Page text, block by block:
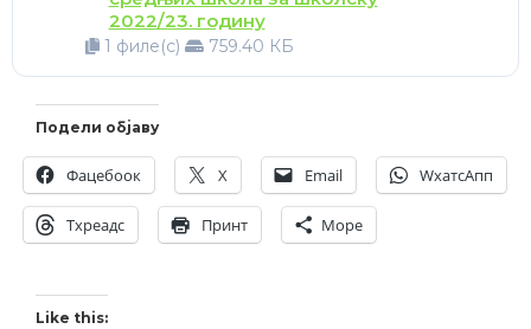
2022/23. годину
1 филе(с) 759.40 КБ
Подели објаву
Фацебоок X Email WхатсАпп
Тхреадс Принт Море
Like this: